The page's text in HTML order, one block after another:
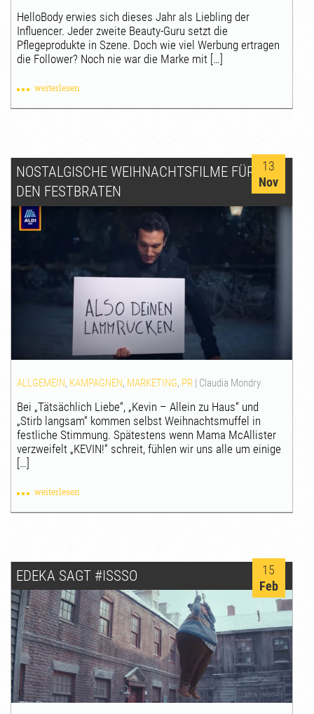
HelloBody erwies sich dieses Jahr als Liebling der
Influencer. Jeder zweite Beauty-Guru setzt die
Pflegeprodukte in Szene. Doch wie viel Werbung ertragen
die Follower? Noch nie war die Marke mit […]
weiterlesen
NOSTALGISCHE WEIHNACHTSFILME FÜR
DEN FESTBRATEN
13
Nov
ALLGEMEIN, KAMPAGNEN, MARKETING, PR | Claudia Mondry
Bei „Tätsächlich Liebe“, „Kevin – Allein zu Haus“ und
„Stirb langsam“ kommen selbst Weihnachtsmuffel in
festliche Stimmung. Spätestens wenn Mama McAllister
verzweifelt „KEVIN!“ schreit, fühlen wir uns alle um einige
[…]
weiterlesen
EDEKA SAGT #ISSSO
15
Feb